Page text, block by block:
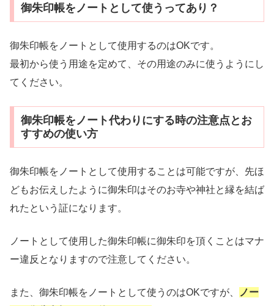
御朱印帳をノートとして使うってあり？
御朱印帳をノートとして使用するのはOKです。
最初から使う用途を定めて、その用途のみに使うようにし
てください。
御朱印帳をノート代わりにする時の注意点とお
すすめの使い方
御朱印帳をノートとして使用することは可能ですが、先ほ
どもお伝えしたように御朱印はそのお寺や神社と縁を結ば
れたという証になります。
ノートとして使用した御朱印帳に御朱印を頂くことはマナ
ー違反となりますので注意してください。
また、御朱印帳をノートとして使うのはOKですが、
ノー